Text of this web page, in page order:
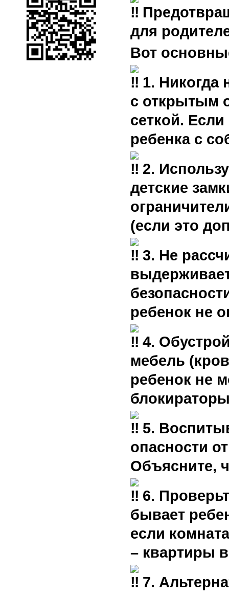
для
Вот
1. Никогда
с открытым
сеткой.
ребенка с
2.
детские
(если это
3. Не
ребенок не
4.
мебель
ребенок не
5.
опасности
Объясните,
6.
бывает
если
– квартиры
7.